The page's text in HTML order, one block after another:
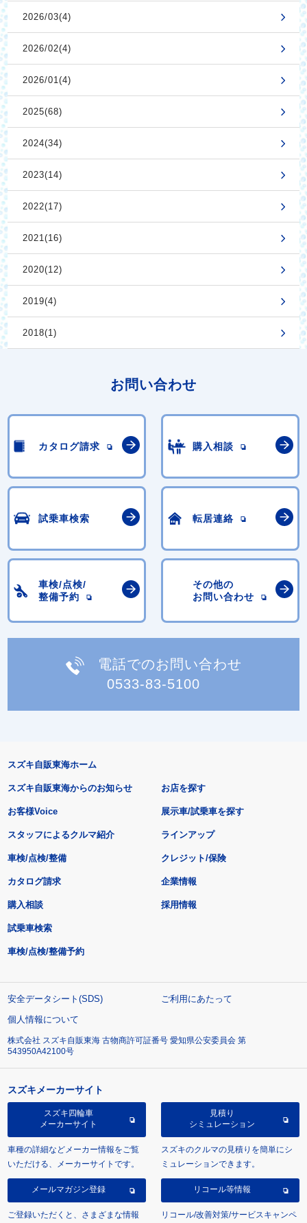
2026/03(4)
2026/02(4)
2026/01(4)
2025(68)
2024(34)
2023(14)
2022(17)
2021(16)
2020(12)
2019(4)
2018(1)
お問い合わせ
カタログ請求 購入相談
試乗車検索 転居連絡
車検/点検/
整備予約
その他の
お問い合わせ
電話でのお問い合わせ
0533-83-5100
スズキ自販東海ホーム
スズキ自販東海からのお知らせ
お客様Voice
スタッフによるクルマ紹介
お店を探す
展示車/試乗車を探す
ラインアップ
車検/点検/整備 クレジット/保険
カタログ請求
購入相談
試乗車検索
車検/点検/整備予約
企業情報
採用情報
安全データシート(SDS)
ご利用にあたって
個人情報について
株式会社 スズキ自販東海 古物商許可証番号 愛知県公安委員会 第
543950A42100号
スズキメーカーサイト
スズキ四輪車
メーカーサイト
車種の詳細などメーカー情報をご覧
いただける、メーカーサイトです。
見積り
シミュレーション
スズキのクルマの見積りを簡単にシ
ミュレーションできます。
メールマガジン登録
ご登録いただくと、さまざまな情報
リコール等情報
リコール/改善対策/サービスキャンペ